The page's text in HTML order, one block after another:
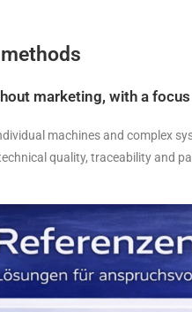
marketing, with a
machines and complex
quality, traceability and